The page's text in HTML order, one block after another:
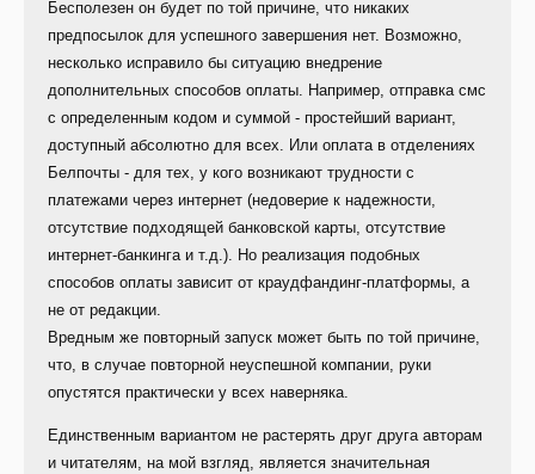
Бесполезен он будет по той причине, что никаких
предпосылок для успешного завершения нет. Возможно,
несколько исправило бы ситуацию внедрение
дополнительных способов оплаты. Например, отправка смс
с определенным кодом и суммой - простейший вариант,
доступный абсолютно для всех. Или оплата в отделениях
Белпочты - для тех, у кого возникают трудности с
платежами через интернет (недоверие к надежности,
отсутствие подходящей банковской карты, отсутствие
интернет-банкинга и т.д.). Но реализация подобных
способов оплаты зависит от краудфандинг-платформы, а
не от редакции.
Вредным же повторный запуск может быть по той причине,
что, в случае повторной неуспешной компании, руки
опустятся практически у всех наверняка.
Единственным вариантом не растерять друг друга авторам
и читателям, на мой взгляд, является значительная